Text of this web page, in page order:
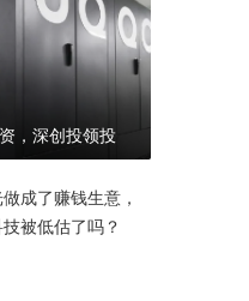
，深创投领投
成了赚钱生意，
被低估了吗？